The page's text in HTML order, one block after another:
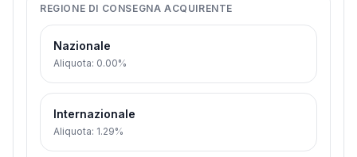
REGIONE DI CONSEGNA ACQUIRENTE
Nazionale
Aliquota: 0.00%
Internazionale
Aliquota: 1.29%